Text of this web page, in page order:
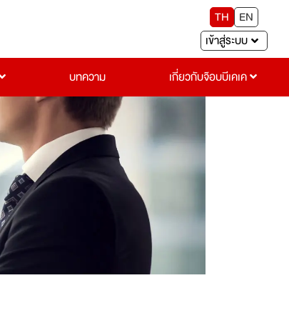
TH
EN
เข้าสู่ระบบ
บทความ เกี่ยวกับจ๊อบบีเคเค